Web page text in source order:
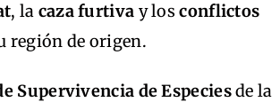
, la caza furtiva y losconflictos
región de origen.
Supervivencia de Especiesde la